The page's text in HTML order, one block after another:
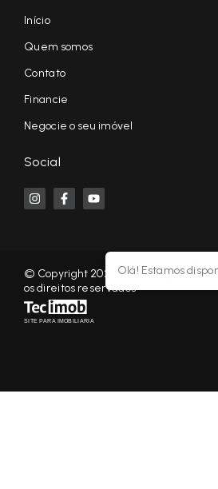
Olá! Estamos
Início
Quem somos
Contato
Financie
Negocie o seu imóvel
Social
© Copyright 2026 - KF NEGÓCIOS
os direitos reservados
SITE PARA IMOBILIARIA